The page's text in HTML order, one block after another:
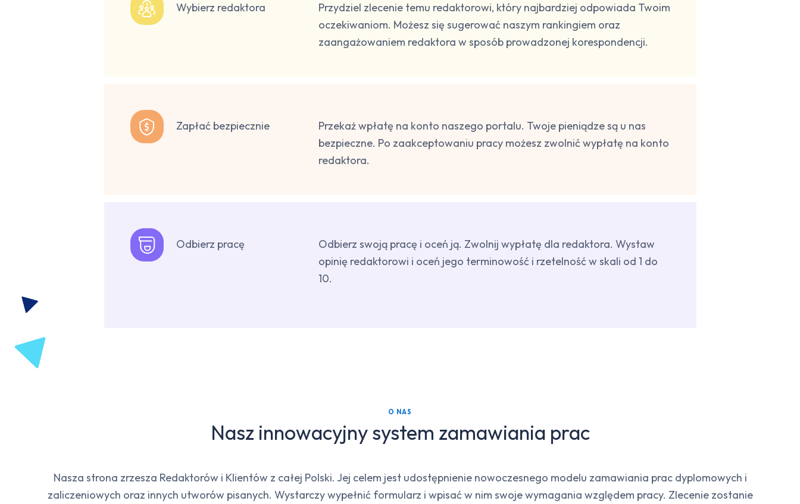
Wybierz redaktora
Przydziel zlecenie temu redaktorowi, który najbardziej odpowiada Twoim
oczekiwaniom. Możesz się sugerować naszym rankingiem oraz
zaangażowaniem redaktora w sposób prowadzonej korespondencji.
Zapłać bezpiecznie
Przekaż wpłatę na konto naszego portalu. Twoje pieniądze są u nas
bezpieczne. Po zaakceptowaniu pracy możesz zwolnić wypłatę na konto
redaktora.
Odbierz pracę
Odbierz swoją pracę i oceń ją. Zwolnij wypłatę dla redaktora. Wystaw
opinię redaktorowi i oceń jego terminowość i rzetelność w skali od 1 do
10.
O NAS
Nasz innowacyjny system zamawiania prac
Nasza strona zrzesza Redaktorów i Klientów z całej Polski. Jej celem jest udostępnienie nowoczesnego modelu zamawiania prac dyplomowych i
zaliczeniowych oraz innych utworów pisanych. Wystarczy wypełnić formularz i wpisać w nim swoje wymagania względem pracy. Zlecenie zostanie